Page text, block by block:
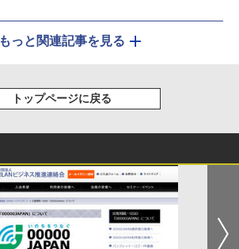
もっと関連記事を見る
トップページに戻る